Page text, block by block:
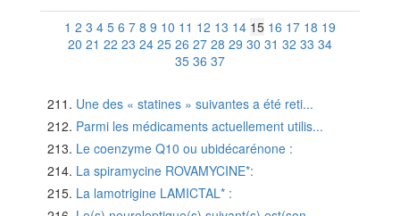
1 2 3 4 5 6 7 8 9 10 11 12 13 14 15 16 17 18 19
20 21 22 23 24 25 26 27 28 29 30 31 32 33 34
35 36 37
Une des « statines » suivantes a été reti...
Parmi les médicaments actuellement utilis...
Le coenzyme Q10 ou ubidécarénone :
La spiramycine ROVAMYCINE*:
La lamotrigine LAMICTAL* :